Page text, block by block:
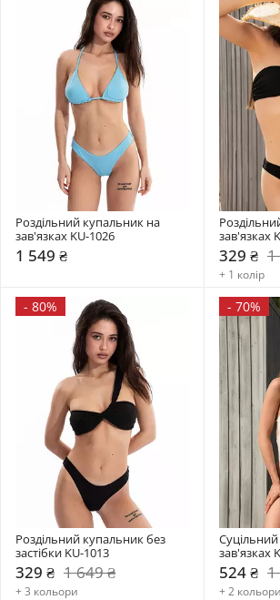
Роздільний купальник на
зав'язках KU-1026
1 549 ₴
зав'язках
329 ₴ 1
+ 1 колір
- 80%
Роздільний купальник без
застібки KU-1013
329 ₴ 1 649 ₴
+ 3 кольори
- 70%
зав'язках
524 ₴ 1
+ 2 кольори